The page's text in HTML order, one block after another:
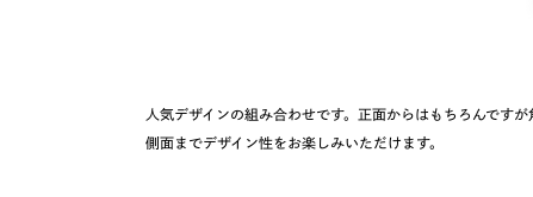
人気デザインの組み合わせです。正面からはもちろんです
側面までデザイン性をお楽しみいただけます。